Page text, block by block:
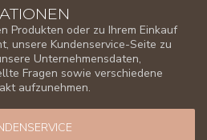
Produkten oder zu Ihrem Einkauf
unsere Kundenservice-Seite zu
Unternehmensdaten,
Fragen sowie verschiedene
aufzunehmen.